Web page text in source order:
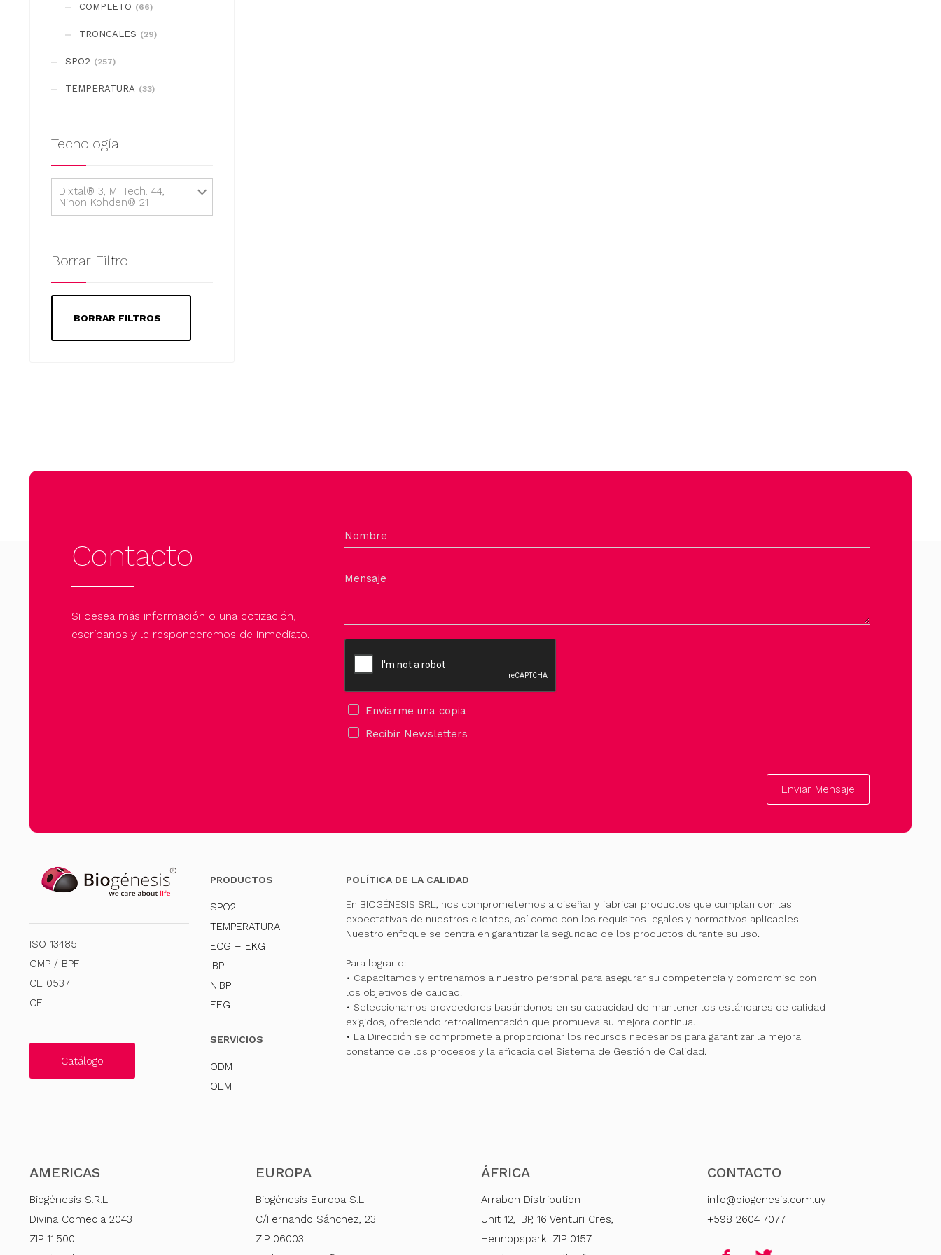
COMPLETO (66)
TRONCALES (29)
SPO2 (257)
TEMPERATURA (33)
Tecnología
Dixtal® 3, M. Tech. 44,
Nihon Kohden® 21
Borrar Filtro
BORRAR FILTROS
Contacto
Si desea más información o una cotización,
escríbanos y le responderemos de inmediato.
Nombre
Mensaje
Enviarme una copia
Recibir Newsletters
Enviar Mensaje
ISO 13485
GMP / BPF
CE 0537
CE
Catálogo
PRODUCTOS
SPO2
TEMPERATURA
ECG – EKG
IBP
NIBP
EEG
SERVICIOS
ODM
OEM
POLÍTICA DE LA CALIDAD
En BIOGÉNESIS SRL, nos comprometemos a diseñar y fabricar productos que cumplan con las
expectativas de nuestros clientes, así como con los requisitos legales y normativos aplicables.
Nuestro enfoque se centra en garantizar la seguridad de los productos durante su uso.
Para lograrlo:
• Capacitamos y entrenamos a nuestro personal para asegurar su competencia y compromiso con
los objetivos de calidad.
• Seleccionamos proveedores basándonos en su capacidad de mantener los estándares de calidad
exigidos, ofreciendo retroalimentación que promueva su mejora continua.
• La Dirección se compromete a proporcionar los recursos necesarios para garantizar la mejora
constante de los procesos y la eficacia del Sistema de Gestión de Calidad.
AMERICAS
Biogénesis S.R.L.
Divina Comedia 2043
ZIP 11.500
EUROPA
Biogénesis Europa S.L.
C/Fernando Sánchez, 23
ZIP 06003
ÁFRICA
Arrabon Distribution
Unit 12, IBP, 16 Venturi Cres,
Hennopspark. ZIP 0157
CONTACTO
info@biogenesis.com.uy
+598 2604 7077